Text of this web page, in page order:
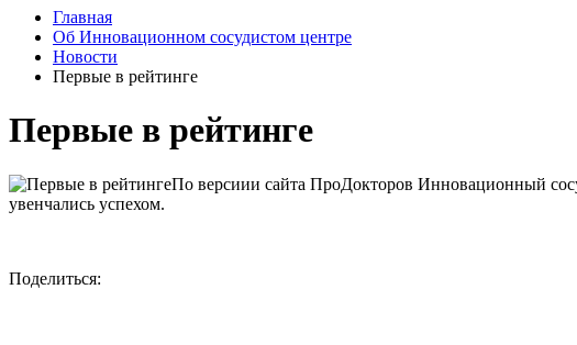
Главная
Об Инновационном сосудистом центре
Новости
Первые в рейтинге
Первые в рейтинге
По версиии сайта ПроДокторов Инновационный
увенчались успехом.
Поделиться: